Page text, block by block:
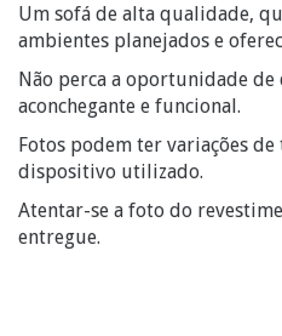
Um sofá de alta qualidade,
ambientes planejados e
Não perca a oportunidade
aconchegante e funcional.
Fotos podem ter variações
dispositivo utilizado.
Atentar-se a foto do
entregue.